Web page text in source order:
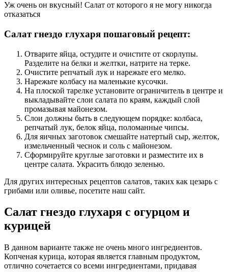
Уж очень он вкусный! Салат от которого я не могу никогда
отказаться
Салат гнездо глухаря пошаговый рецепт:
Отварите яйца, остудите и очистите от скорлупы.
Разделите на белки и желтки, натрите на терке.
Очистите репчатый лук и нарежьте его мелко.
Нарежьте колбасу на маленькие кусочки.
На плоской тарелке установите ограничитель в центре и
выкладывайте слои салата по краям, каждый слой
промазывая майонезом.
Слои должны быть в следующем порядке: колбаса,
репчатый лук, белок яйца, поломанные чипсы.
Для яичных заготовок смешайте натертый сыр, желток,
измельченный чеснок и соль с майонезом.
Сформируйте круглые заготовки и разместите их в
центре салата. Украсить блюдо зеленью.
Для других интересных рецептов салатов, таких как цезарь с
грибами или оливье, посетите наш сайт.
Салат гнездо глухаря с огурцом и
курицей
В данном варианте также не очень много ингредиентов.
Копченая курица, которая является главным продуктом,
отлично сочетается со всеми ингредиентами, придавая